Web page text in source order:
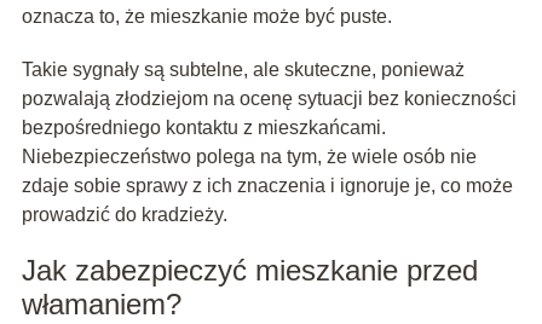
oznacza to, że mieszkanie może być puste.
Takie sygnały są subtelne, ale skuteczne, ponieważ
pozwalają złodziejom na ocenę sytuacji bez konieczności
bezpośredniego kontaktu z mieszkańcami.
Niebezpieczeństwo polega na tym, że wiele osób nie
zdaje sobie sprawy z ich znaczenia i ignoruje je, co może
prowadzić do kradzieży.
Jak zabezpieczyć mieszkanie przed
włamaniem?